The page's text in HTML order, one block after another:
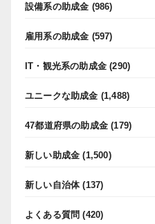
設備系の助成金 (986)
雇用系の助成金 (597)
IT・観光系の助成金 (290)
ユニークな助成金 (1,488)
47都道府県の助成金 (179)
新しい助成金 (1,500)
新しい自治体(137)
よくある質問 (420)